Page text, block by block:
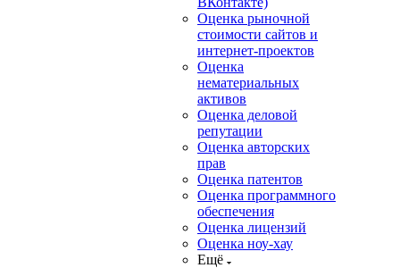
Оценка рыночной
стоимости сайтов и
интернет-проектов
Оценка
нематериальных
активов
Оценка деловой
репутации
Оценка авторских
прав
Оценка патентов
Оценка программного
обеспечения
Оценка лицензий
Оценка ноу-хау
Ещё